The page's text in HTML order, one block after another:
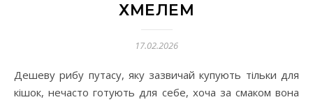
ХМЕЛЕМ
17.02.2026
Дешеву рибу путасу, яку зазвичай купують тільки для
кішок, нечасто готують для себе, хоча за смаком вона